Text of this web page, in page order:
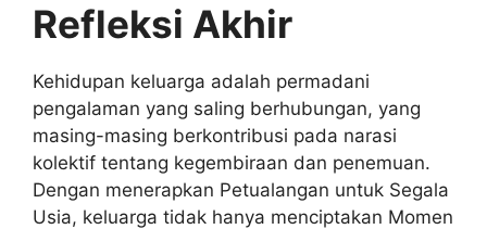
Refleksi Akhir
Kehidupan keluarga adalah permadani
pengalaman yang saling berhubungan, yang
masing-masing berkontribusi pada narasi
kolektif tentang kegembiraan dan penemuan.
Dengan menerapkan Petualangan untuk Segala
Usia, keluarga tidak hanya menciptakan Momen